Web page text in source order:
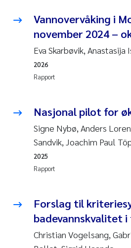
Vannovervåking i
november 2024 –
Eva Skarbøvik,
Rapport
2026
Nasjonal pilot for
Signe Nybø, Anders
Sandvik, Joachim Paul
Rapport
2025
Forslag til
badevannskvalitet
Christian Vogelsang,